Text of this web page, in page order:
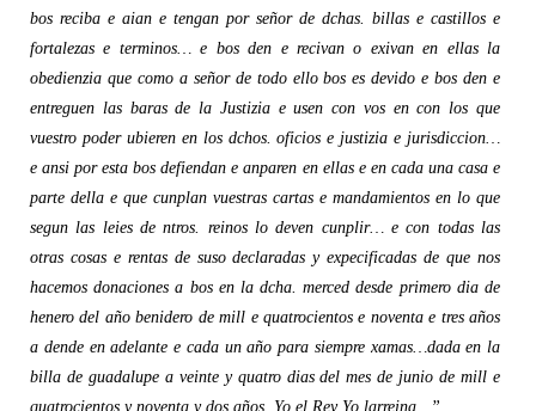
bos reciba e aian e tengan por señor de dchas. billas e castillos e
fortalezas e terminos… e bos den e recivan o exivan en ellas la
obedienzia que como a señor de todo ello bos es devido e bos den e
entreguen las baras de la Justizia e usen con vos en con los que
vuestro poder ubieren en los dchos. oficios e justizia e jurisdiccion…
e ansi por esta bos defiendan e anparen en ellas e en cada una casa e
parte della e que cunplan vuestras cartas e mandamientos en lo que
segun las leies de ntros. reinos lo deven cunplir… e con todas las
otras cosas e rentas de suso declaradas y expecificadas de que nos
hacemos donaciones a bos en la dcha. merced desde primero dia de
henero del año benidero de mill e quatrocientos e noventa e tres años
a dende en adelante e cada un año para siempre xamas…dada en la
billa de guadalupe a veinte y quatro dias del mes de junio de mill e
quatrocientos y noventa y dos años. Yo el Rey Yo larreina…”